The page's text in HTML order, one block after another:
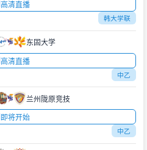
高清直播
韩大学联
东固大学
高清直播
中乙
兰州陇原竞技
即将开始
中乙